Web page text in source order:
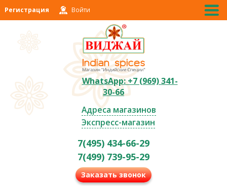
Регистрация Войти
WhatsApp: +7 (969) 341-
30-66
Адреса магазинов
Экспресс-магазин
7(495) 434-66-29
7(499) 739-95-29
Заказать звонок